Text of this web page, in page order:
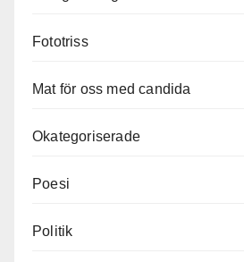
Fototriss
Mat för oss med candida
Okategoriserade
Poesi
Politik